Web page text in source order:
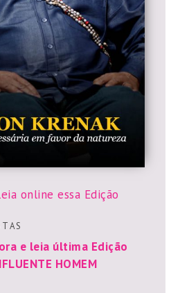
online essa Edição
A S
e leia última Edição
HOMEM